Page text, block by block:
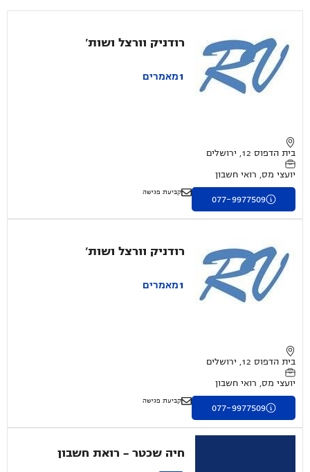
רודניק וורצל ושות'
בית הדפוס 12, ירושלים
יועצי מס, רואי חשבון
1מאמרים
077-9977509
קביעת פגישה
רודניק וורצל ושות'
בית הדפוס 12, ירושלים
יועצי מס, רואי חשבון
1מאמרים
077-9977509
קביעת פגישה
חיה שכטר - רואת חשבון